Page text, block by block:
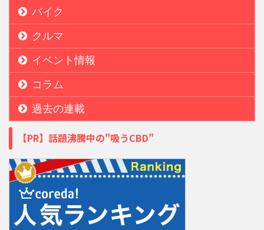
バイク
クルマ
イベント情報
コラム
過去の連載
【PR】話題沸騰中の"吸うCBD"